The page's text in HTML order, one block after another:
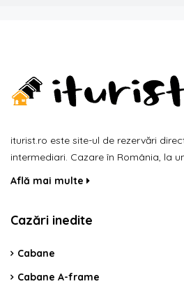
iturist.ro este site-ul de rezervări
intermediari. Cazare în România, la
Află mai multe
Cazări inedite
Cabane
Cabane A-frame